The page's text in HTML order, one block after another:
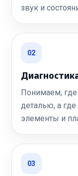
звук и
02
Понимаем, где
деталью, а
элементы и
03